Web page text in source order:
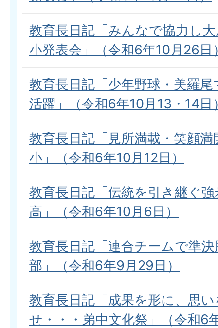
教育長日記「みんなで協力し
小発表会」（令和6年10月26日
教育長日記「少年野球・美羅
活躍」（令和6年10月13・14日
教育長日記「見所満載・笑顔
小」（令和6年10月12日）
教育長日記「伝統を引き継ぐ
高」（令和6年10月6日）
教育長日記「連合チームで準
部」（令和6年9月29日）
教育長日記「成果を形に、思
せ・・・弟中文化祭」（令和6